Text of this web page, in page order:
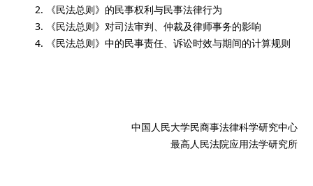
2. 《民法总则》的民事权利与民事法律行为
3. 《民法总则》对司法审判、仲裁及律师事务的影响
4. 《民法总则》中的民事责任、诉讼时效与期间的计算规则
中国人民大学民商事法律科学研究中心
最高人民法院应用法学研究所